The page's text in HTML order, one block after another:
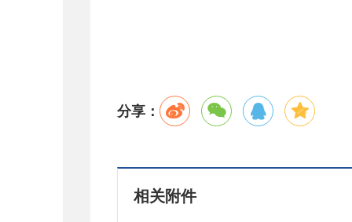
分享：
相关附件